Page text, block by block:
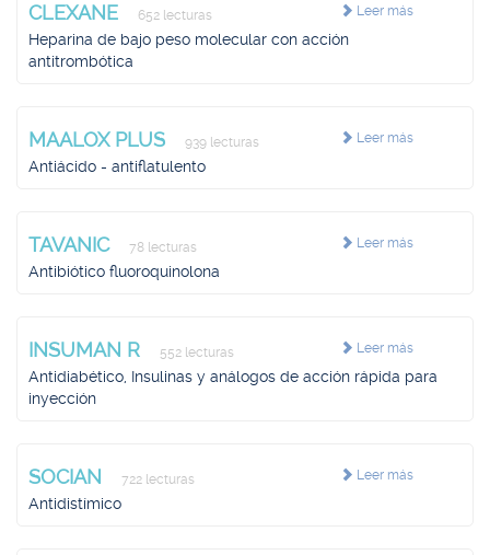
Leer más
CLEXANE 652 lecturas
Heparina de bajo peso molecular con acción
antitrombótica
Leer más
MAALOX PLUS 939 lecturas
Antiácido - antiflatulento
Leer más
TAVANIC 78 lecturas
Antibiótico fluoroquinolona
Leer más
INSUMAN R 552 lecturas
Antidiabético, Insulinas y análogos de acción rápida para
inyección
Leer más
SOCIAN 722 lecturas
Antidistímico